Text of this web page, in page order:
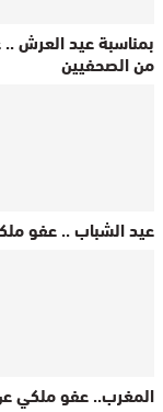
من الصحفيين
عيد الشباب .. عفو ملكي
المغرب.. عفو ملكي عن 637 شخصاً بمناسبة “ثورة الملك